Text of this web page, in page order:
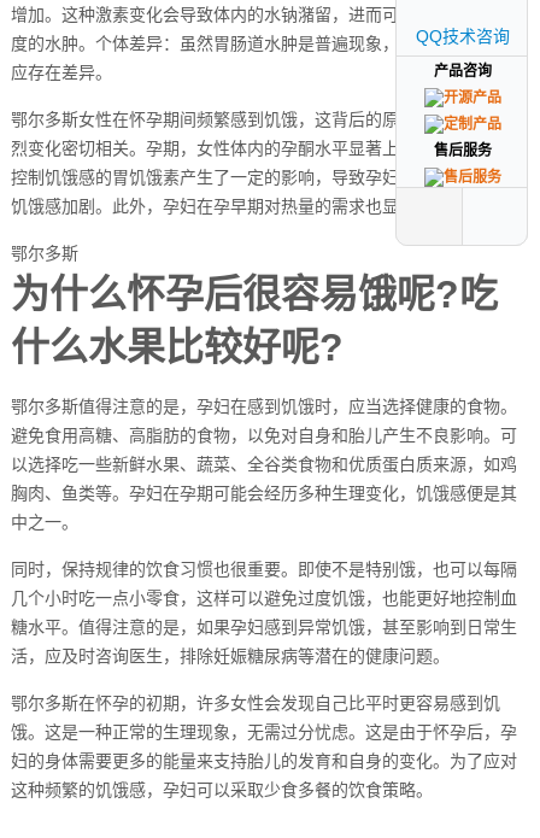
增加。这种激素变化会导致体内的水钠潴留，进而可能引起胃肠道轻
度的水肿。个体差异：虽然胃肠道水肿是普遍现象，但不同孕妇的反
应存在差异。
鄂尔多斯女性在怀孕期间频繁感到饥饿，这背后的原因与荷尔蒙的剧
烈变化密切相关。孕期，女性体内的孕酮水平显著上升，这种激素对
控制饥饿感的胃饥饿素产生了一定的影响，导致孕妇的饱腹感减弱，
饥饿感加剧。此外，孕妇在孕早期对热量的需求也显著增加。
鄂尔多斯
为什么怀孕后很容易饿呢?吃
什么水果比较好呢?
鄂尔多斯值得注意的是，孕妇在感到饥饿时，应当选择健康的食物。
避免食用高糖、高脂肪的食物，以免对自身和胎儿产生不良影响。可
以选择吃一些新鲜水果、蔬菜、全谷类食物和优质蛋白质来源，如鸡
胸肉、鱼类等。孕妇在孕期可能会经历多种生理变化，饥饿感便是其
中之一。
同时，保持规律的饮食习惯也很重要。即使不是特别饿，也可以每隔
几个小时吃一点小零食，这样可以避免过度饥饿，也能更好地控制血
糖水平。值得注意的是，如果孕妇感到异常饥饿，甚至影响到日常生
活，应及时咨询医生，排除妊娠糖尿病等潜在的健康问题。
鄂尔多斯在怀孕的初期，许多女性会发现自己比平时更容易感到饥
饿。这是一种正常的生理现象，无需过分忧虑。这是由于怀孕后，孕
妇的身体需要更多的能量来支持胎儿的发育和自身的变化。为了应对
这种频繁的饥饿感，孕妇可以采取少食多餐的饮食策略。
QQ技术咨询
产品咨询
售后服务
QQ技术咨询
产品咨询
售后服务